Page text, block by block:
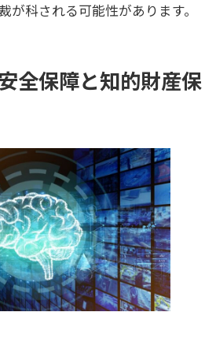
が科される可能性があります。
全保障と知的財産保